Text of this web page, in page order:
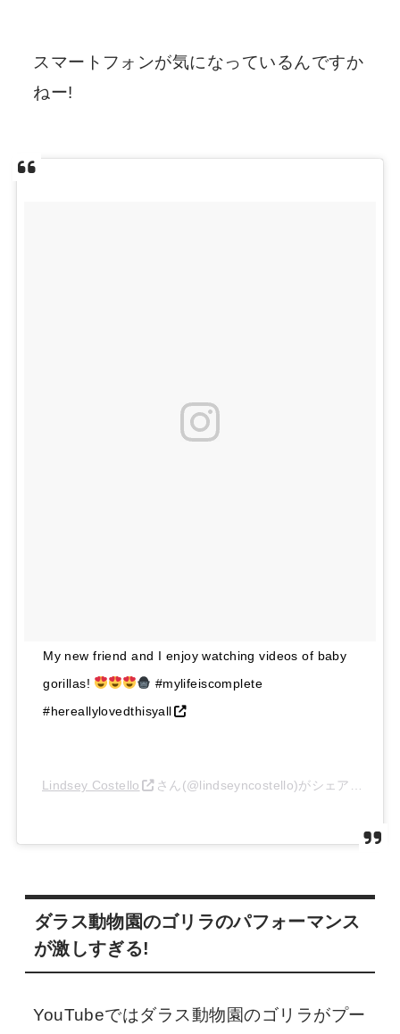
スマートフォンが気になっているんですか
ねー!
My new friend and I enjoy watching videos of baby
gorillas!
#mylifeiscomplete
#hereallylovedthisyall
Lindsey Costello さん(@lindseyncostello)がシェアした投
ダラス動物園のゴリラのパフォーマンス
が激しすぎる!
YouTubeではダラス動物園のゴリラがプー